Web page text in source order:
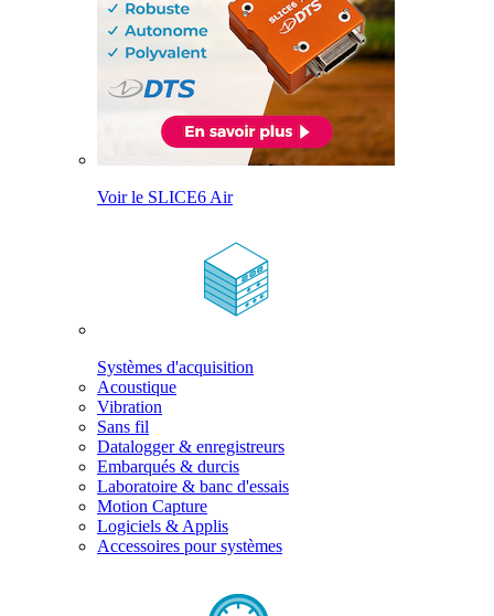
Voir le SLICE6 Air
Systèmes d'acquisition
Acoustique
Vibration
Sans fil
Datalogger & enregistreurs
Embarqués & durcis
Laboratoire & banc d'essais
Motion Capture
Logiciels & Applis
Accessoires pour systèmes